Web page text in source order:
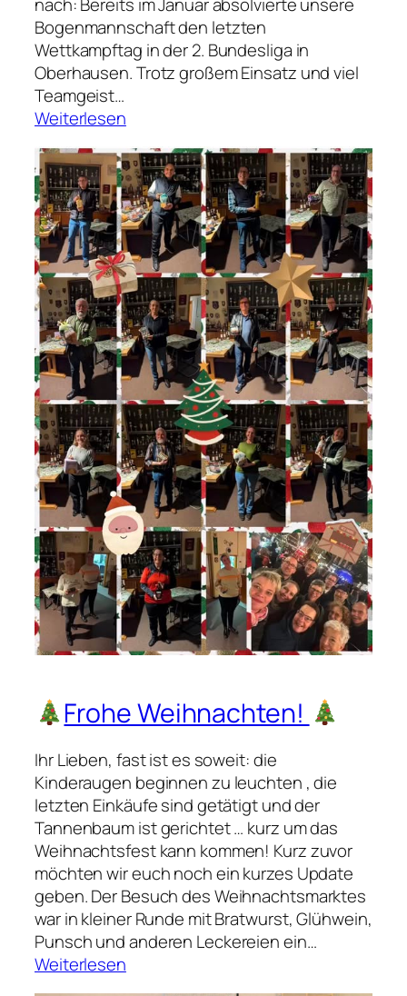
i
r
k
s
i
g
a
Bogenmannschaft den letzten
Wettkampftag in der 2. Bundesliga in
Oberhausen. Trotz großem Einsatz und viel
Teamgeist…
Weiterlesen:
b
s
t
i
e
g
,
A
u
t
i
e
g
s
c
h
a
n
c
e
u
d
r
u
h
i
g
e
H
ä
n
d
e
:
Frohe Weihnachten!
Ihr Lieben, fast ist es soweit: die
Kinderaugen beginnen zu leuchten , die
letzten Einkäufe sind getätigt und der
Tannenbaum ist gerichtet … kurz um das
Weihnachtsfest kann kommen! Kurz zuvor
möchten wir euch noch ein kurzes Update
geben. Der Besuch des Weihnachtsmarktes
war in kleiner Runde mit Bratwurst, Glühwein,
Punsch und anderen Leckereien ein…
Weiterlesen: